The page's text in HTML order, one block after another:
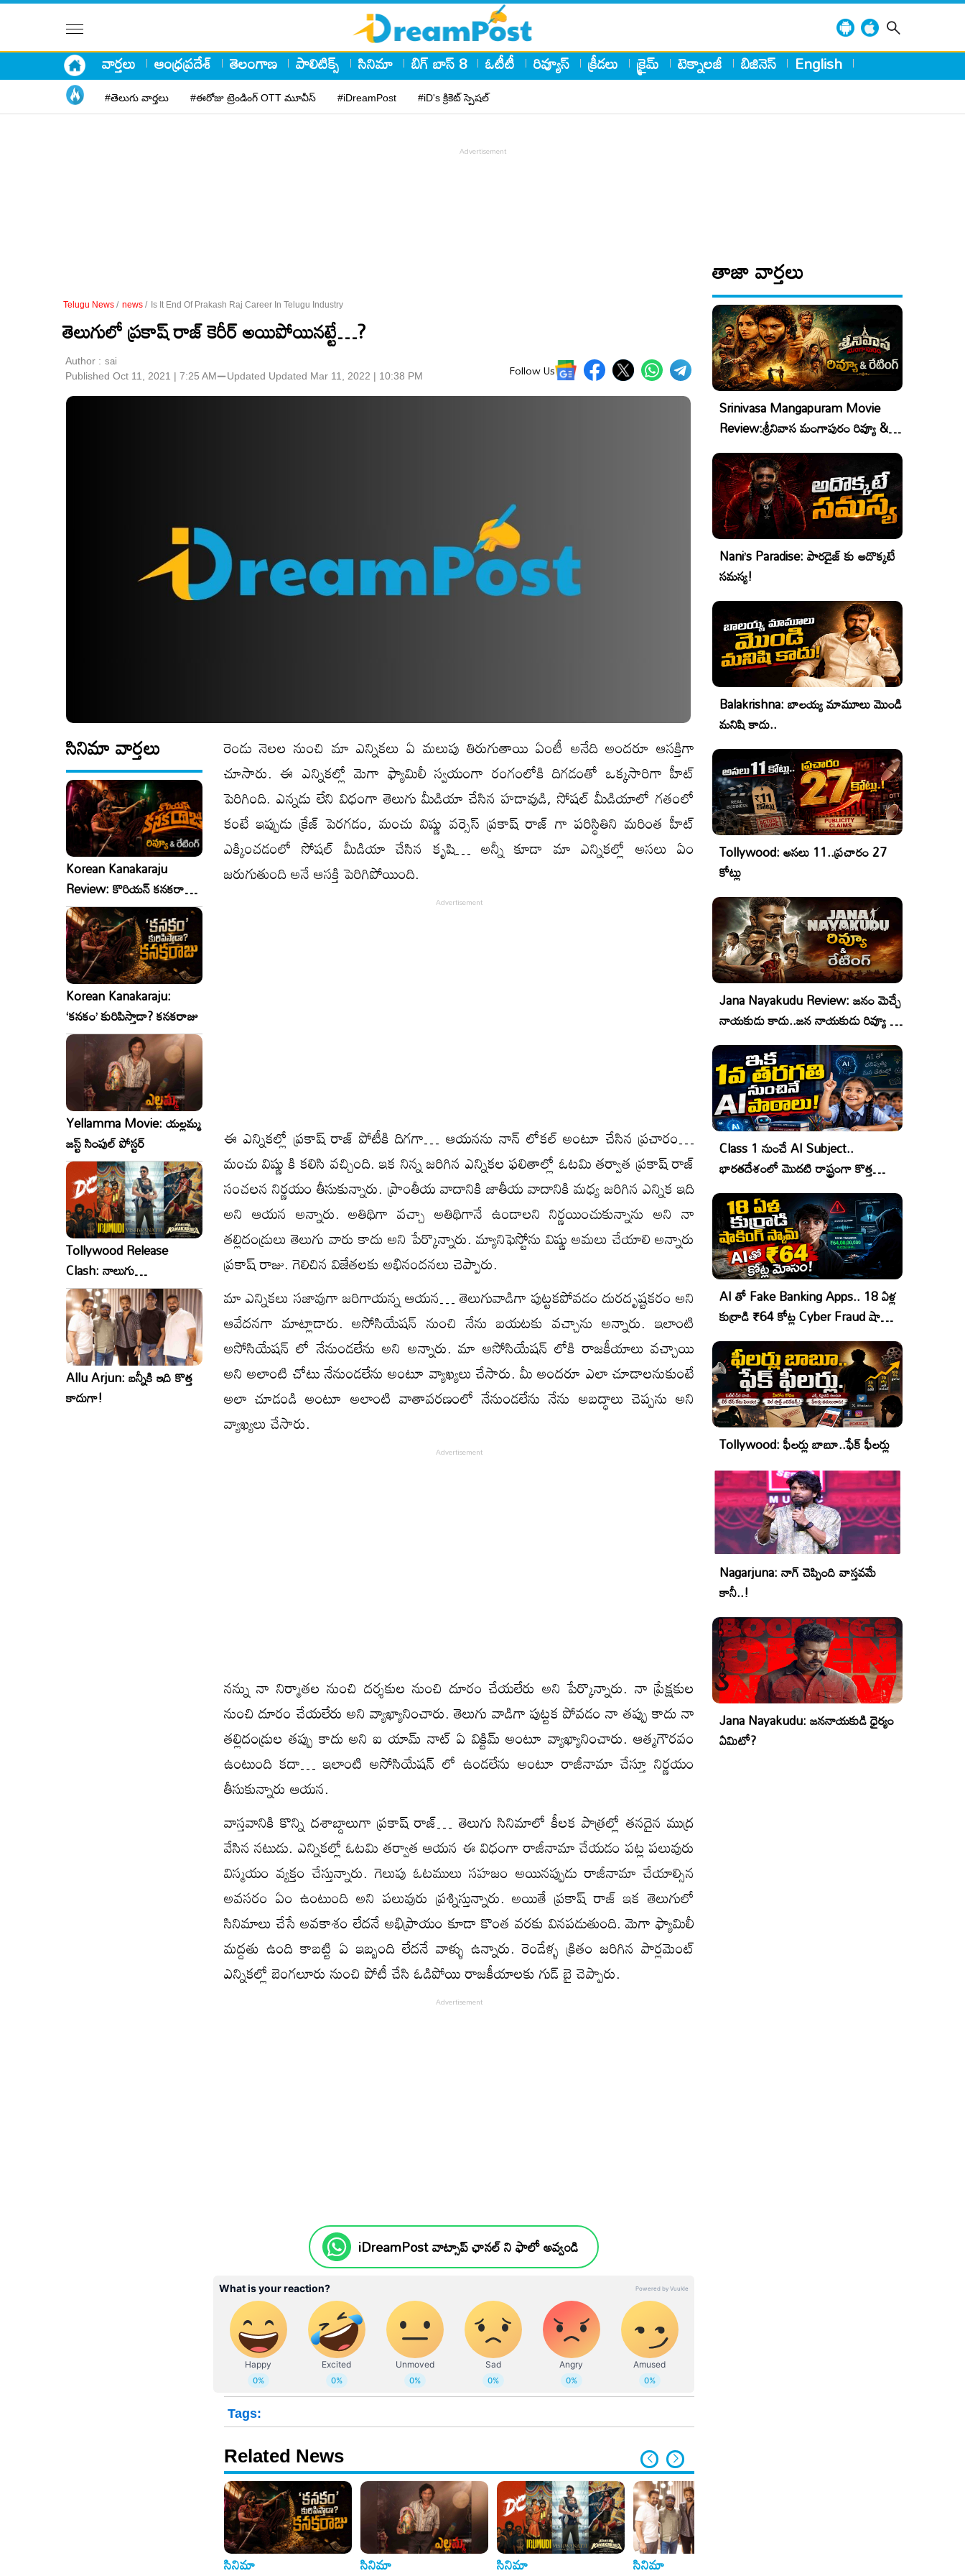
వార్తలు ఆంధ్రప్రదేశ్ తెలంగాణ పాలిటిక్స్ సినిమా బిగ్ బాస్ 8 ఓటీటీ రివ్యూస్ క్రీడలు క్రైమ్ టెక్నాలజీ బిజినెస్ English
#తెలుగు వార్తలు #ఈరోజు ట్రెండింగ్ OTT మూవీస్ #iDreamPost #iD's క్రికెట్ స్పెషల్
Telugu News / news / Is It End Of Prakash Raj Career In Telugu Industry
తెలుగులో ప్రకాష్ రాజ్ కెరీర్ అయిపోయినట్టే…?
Author : sai
Published Oct 11, 2021 | 7:25 AM⚊Updated Updated Mar 11, 2022 | 10:38 PM Follow Us
సినిమా వార్తలు
Korean Kanakaraju
Review: కొరియన్ కనకరాజు
రివ్యూ & రేటింగ్!
Korean Kanakaraju:
‘కనకం’ కురిపిస్తాడా? కనకరాజు
Yellamma Movie: యల్లమ్మ
జస్ట్ సింపుల్ పోస్టర్
Tollywood Release
Clash: నాలుగు
సినిమాలు..ఒకేసారి..ఎందుకో?
Allu Arjun: బన్నీకి ఇది కొత్త
కాదుగా!
రెండు నెలల నుంచి మా ఎన్నికలు ఏ మలుపు తిరుగుతాయి ఏంటీ అనేది అందరూ ఆసక్తిగా
చూసారు. ఈ ఎన్నికల్లో మెగా ఫ్యామిలీ స్వయంగా రంగంలోకి దిగడంతో ఒక్కసారిగా హీట్
పెరిగింది. ఎన్నడు లేని విధంగా తెలుగు మీడియా చేసిన హడావుడి, సోషల్ మీడియాలో గతంలో
కంటే ఇప్పుడు క్రేజ్ పెరగడం, మంచు విష్ణు వర్సెస్ ప్రకాష్ రాజ్ గా పరిస్థితిని మరింత హీట్
ఎక్కించడంలో సోషల్ మీడియా చేసిన కృషి… అన్నీ కూడా మా ఎన్నికల్లో అసలు ఏం
జరుగుతుంది అనే ఆసక్తి పెరిగిపోయింది.
ఈ ఎన్నికల్లో ప్రకాష్ రాజ్ పోటీకి దిగగా… ఆయనను నాన్ లోకల్ అంటూ చేసిన ప్రచారం…
మంచు విష్ణు కి కలిసి వచ్చింది. ఇక నిన్న జరిగిన ఎన్నికల ఫలితాల్లో ఓటమి తర్వాత ప్రకాష్ రాజ్
సంచలన నిర్ణయం తీసుకున్నారు. ప్రాంతీయ వాదానికి జాతీయ వాదానికి మ‌ధ్య జ‌రిగిన ఎన్నిక ఇది
అని ఆయన అన్నారు. అతిథిగా వ‌చ్చా అతిథిగానే ఉండాల‌ని నిర్ణ‌యించుకున్నాను అని నా
తల్లిదండ్రులు తెలుగు వారు కాదు అని పేర్కొన్నారు. మ్యానిఫెస్టోను విష్ణు అమ‌లు చేయాలి అన్నారు
ప్రకాష్ రాజు. గెలిచిన విజేత‌ల‌కు అభినంద‌న‌లు చెప్పారు.
మా ఎన్నిక‌లు స‌జావుగా జ‌రిగాయన్న ఆయన… తెలుగువాడిగా పుట్ట‌క‌పోవ‌డం దుర‌దృష్ట‌క‌రం అని
ఆవేదనగా మాట్లాడారు. అసోసియేష‌న్ నుంచి నేను బ‌య‌టకు వ‌చ్చాను అన్నారు. ఇలాంటి
అసోసియేష‌న్ లో నేనుండ‌లేను అని అన్నారు. మా అసోసియేష‌న్ లోకి రాజ‌కీయాలు వ‌చ్చాయి
అని అలాంటి చోటు నేనుండ‌లేను అంటూ వ్యాఖ్యలు చేసారు. మీ అంద‌రూ ఎలా చూడాల‌నుకుంటే
అలా చూడండి అంటూ అలాంటి వాతావ‌ర‌ణంలో నేనుండ‌లేను నేను అబ‌ద్ధాలు చెప్ప‌ను అని
వ్యాఖ్యలు చేసారు.
న‌న్ను నా నిర్మాత‌ల నుంచి ద‌ర్శ‌కుల నుంచి దూరం చేయ‌లేరు అని పేర్కొన్నారు. నా ప్రేక్ష‌కుల
నుంచి దూరం చేయ‌లేరు అని వ్యాఖ్యానించారు. తెలుగు వాడిగా పుట్ట‌క పోవ‌డం నా త‌ప్పు కాదు నా
త‌ల్లిదండ్రుల త‌ప్పు కాదు అని ఐ యామ్ నాట్ ఏ విక్టిమ్ అంటూ వ్యాఖ్యానించారు. ఆత్మ‌గౌర‌వం
ఉంటుంది క‌దా… ఇలాంటి అసోసియేష‌న్ లో ఉండ‌లేను అంటూ రాజీనామా చేస్తూ నిర్ణయం
తీసుకున్నారు ఆయన.
వాస్తవానికి కొన్ని దశాబ్దాలుగా ప్రకాష్ రాజ్… తెలుగు సినిమాలో కీలక పాత్రల్లో తనదైన ముద్ర
వేసిన నటుడు. ఎన్నికల్లో ఓటమి తర్వాత ఆయన ఈ విధంగా రాజీనామా చేయడం పట్ల పలువురు
విస్మయం వ్యక్తం చేస్తున్నారు. గెలుపు ఓటములు సహజం అయినప్పుడు రాజీనామా చేయాల్సిన
అవసరం ఏం ఉంటుంది అని పలువురు ప్రశ్నిస్తున్నారు. అయితే ప్రకాష్ రాజ్ ఇక తెలుగులో
సినిమాలు చేసే అవకాశం లేదనే అభిప్రాయం కూడా కొంత వరకు వినపడుతుంది. మెగా ఫ్యామిలీ
మద్దతు ఉంది కాబట్టి ఏ ఇబ్బంది లేదనే వాళ్ళు ఉన్నారు. రెండేళ్ళ క్రితం జరిగిన పార్లమెంట్
ఎన్నికల్లో బెంగలూరు నుంచి పోటీ చేసి ఓడిపోయి రాజకీయాలకు గుడ్ బై చెప్పారు.
iDreamPost వాట్సాప్ ఛానల్ ని ఫాలో అవ్వండి
Tags:
Related News
సినిమా
సినిమా
సినిమా
సినిమా
తాజా వార్తలు
Srinivasa Mangapuram Movie
Review:శ్రీనివాస మంగాపురం రివ్యూ &
రేటింగ్
Nani’s Paradise: పారడైజ్ కు అదొక్కటే
సమస్య!
Balakrishna: బాలయ్య మామూలు మొండి
మనిషి కాదు..
Tollywood: అసలు 11..ప్రచారం 27
కోట్లు
Jana Nayakudu Review: జనం మెచ్చే
నాయకుడు కాదు..జన నాయకుడు రివ్యూ &
రేటింగ్!
Class 1 నుంచే AI Subject..
భారతదేశంలో మొదటి రాష్ట్రంగా కొత్త
చరిత్ర!
AI తో Fake Banking Apps.. 18 ఏళ్ల
కుర్రాడి ₹64 కోట్ల Cyber Fraud షాకింగ్
ఆపరేషన్!
Tollywood: ఫీలర్లు బాబూ..ఫేక్ ఫీలర్లు
Nagarjuna: నాగ్ చెప్పింది వాస్తవమే
కానీ..!
Jana Nayakudu: జననాయకుడి ధైర్యం
ఏమిటో?